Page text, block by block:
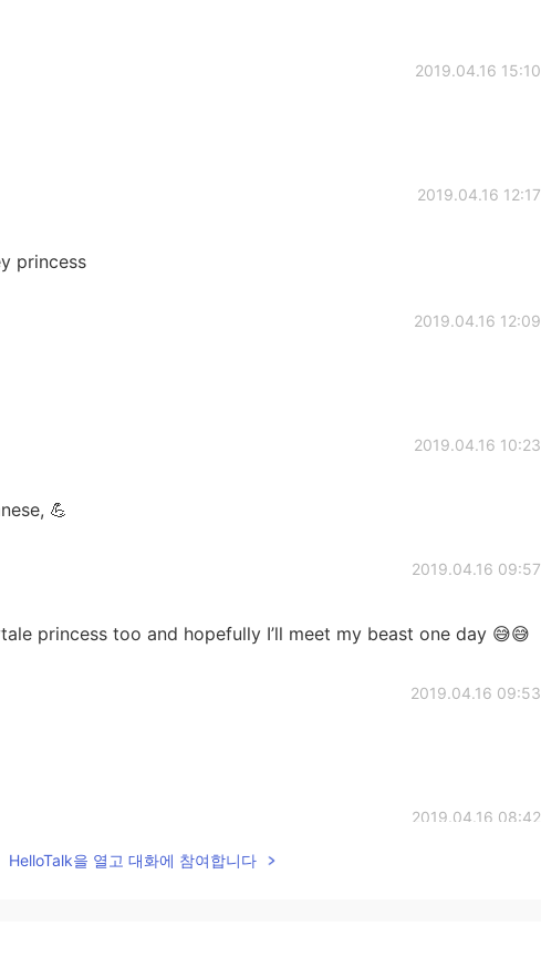
2019.04.16 15:10
2019.04.16 12:17
princess
2019.04.16 12:09
2019.04.16 10:23
💪
2019.04.16 09:57
princess too and hopefully I’ll meet my beast one day 😅😅
2019.04.16 09:53
2019.04.16 08:42
HelloTalk을 열고 대화에 참여합니다